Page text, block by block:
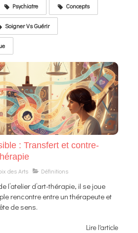
Psychiatre Concepts
Soigner Vs Guérir
: Transfert et contre-
des Arts Définitions
l’atelier d’art-thérapie, il se joue
rencontre entre un thérapeute et
de sens.
Lire l'article